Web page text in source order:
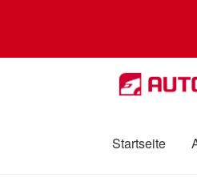
Ga
door
navigatie
Ga
naar
inhoud
Startseite